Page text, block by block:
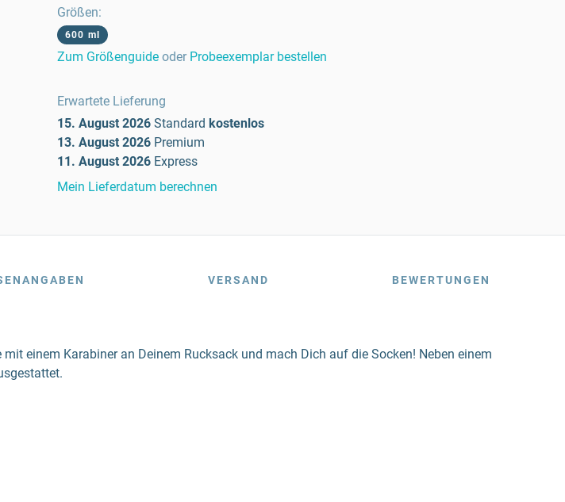
Größen:
600 ml
Zum Größenguide oder Probeexemplar bestellen
Erwartete Lieferung
15. August 2026 Standard kostenlos
13. August 2026 Premium
11. August 2026 Express
Mein Lieferdatum berechnen
VERSAND BEWERTUNGEN
einem Karabiner an Deinem Rucksack und mach Dich auf die Socken! Neben einem